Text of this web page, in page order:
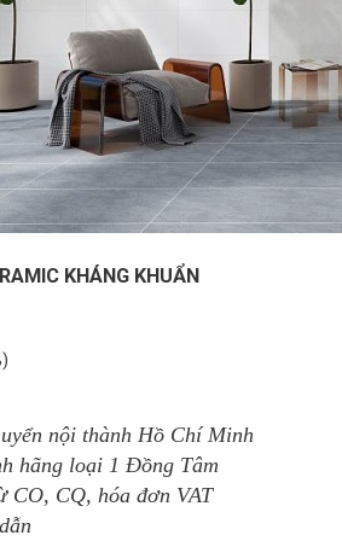
KHÁNG KHUẨN
nội thành Hồ Chí Minh
hãng loại 1 Đồng Tâm
CO, CQ, hóa đơn VAT
hấp dẫn